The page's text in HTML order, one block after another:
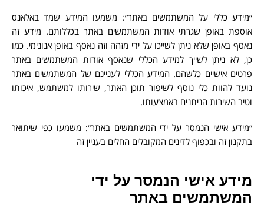
״מידע כללי על המשתמשים באתר״: משמעו המידע שמד באלאנס
אוספת באופן שגרתי אודות המשתמשים באתר בכללותם. מידע זה
נאסף באופן שלא ניתן לשייכו על ידי מזהה וזה נאסף באופן אנונימי. כמו
כן, לא ניתן לשייך למידע הכללי שנאסף אודות המשתמשים באתר
פרטים אישיים כלשהם. המידע הכללי לעניינם של המשתמשים באתר
נועד להוות כלי נוסף לשיפור תוכן האתר, שירותו למשתמש, איכותו
וטיב השירות הניתנים באמצעותו.
״מידע אישי הנמסר על ידי המשתמשים באתר״: משמעו כפי שיתואר
בתקנון זה ובכפוף לדינים המקובלים החלים בעניין זה
מידע אישי הנמסר על ידי
המשתמשים באתר